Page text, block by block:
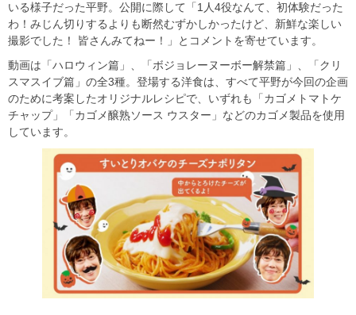
いる様子だった平野。公開に際して「1人4役なんて、初体験だった
わ！みじん切りするよりも断然むずかしかったけど、新鮮な楽しい
撮影でした！ 皆さんみてねー！」とコメントを寄せています。
動画は「ハロウィン篇」、「ボジョレーヌーボー解禁篇」、「クリ
スマスイブ篇」の全3種。登場する洋食は、すべて平野が今回の企画
のために考案したオリジナルレシピで、いずれも「カゴメトマトケ
チャップ」「カゴメ醸熟ソース ウスター」などのカゴメ製品を使用
しています。